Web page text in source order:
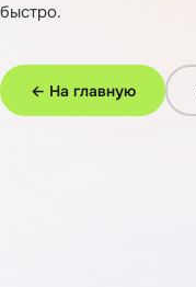
быстро.
← На главную